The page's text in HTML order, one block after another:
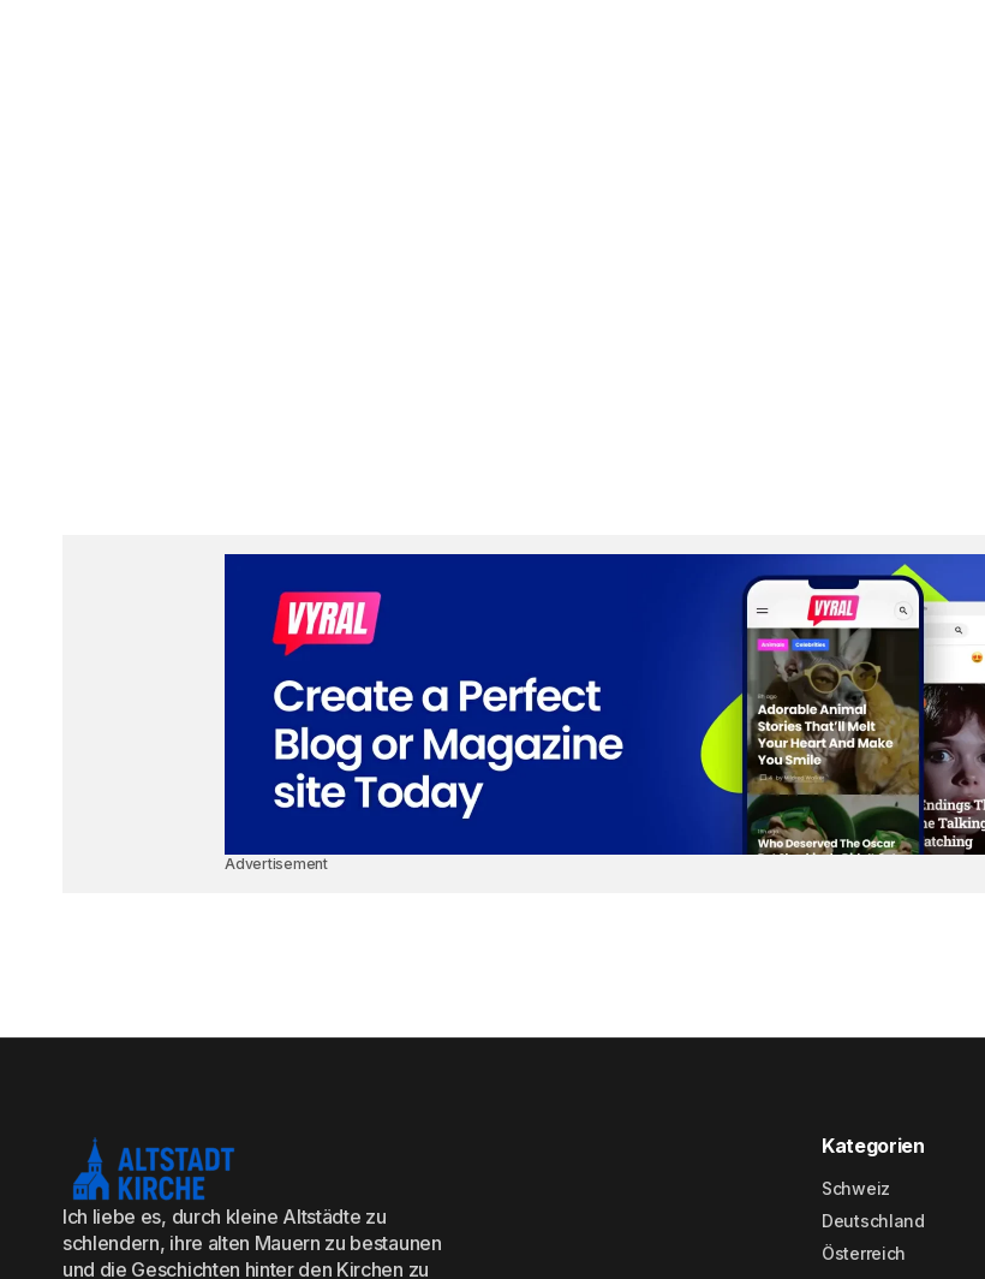
Advertisement
Ich liebe es, durch kleine Altstädte zu
schlendern, ihre alten Mauern zu bestaunen
und die Geschichten hinter den Kirchen zu
Kategorien
Schweiz
Deutschland
Österreich